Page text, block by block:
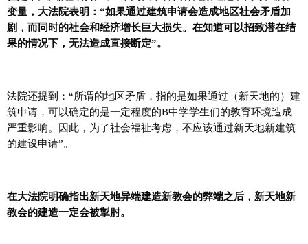
变量，大法院表明：“如果通过建筑申请会造成地区社会矛盾加
剧，而同时的社会和经济增长巨大损失。在知道可以招致潜在结
果的情况下，无法造成直接断定”。
法院还提到：“所谓的地区矛盾，指的是如果通过（新天地的）建
筑申请，可以确定的是一定程度的B中学学生们的教育环境造成
严重影响。因此，为了社会福祉考虑，不应该通过新天地新建筑
的建设申请”。
在大法院明确指出新天地异端建造新教会的弊端之后，新天地新
教会的建造一定会被掣肘。